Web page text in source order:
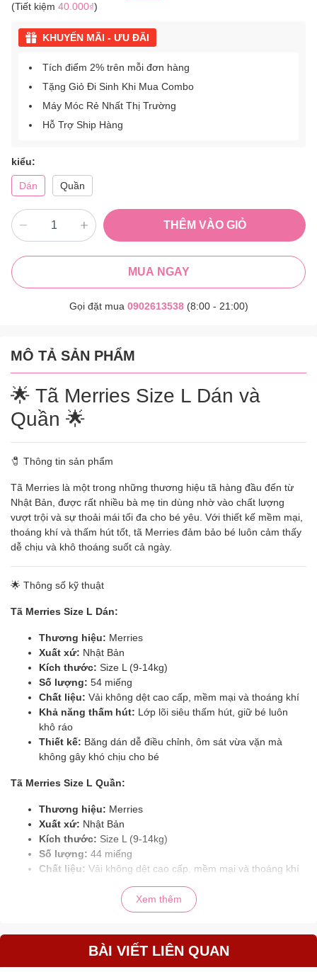
(Tiết kiệm 40.000₫)
KHUYẾN MÃI - ƯU ĐÃI
Tích điểm 2% trên mỗi đơn hàng
Tặng Giỏ Đi Sinh Khi Mua Combo
Máy Móc Rẻ Nhất Thị Trường
Hỗ Trợ Ship Hàng
kiểu:
Dán Quần
THÊM VÀO GIỎ
MUA NGAY
Gọi đặt mua 0902613538(8:00 - 21:00)
MÔ TẢ SẢN PHẨM
🌟 Tã Merries Size L Dán và
Quần 🌟
🧷 Thông tin sản phẩm
Tã Merries là một trong những thương hiệu tã hàng đầu đến từ
Nhật Bản, được rất nhiều bà mẹ tin dùng nhờ vào chất lượng
vượt trội và sự thoải mái tối đa cho bé yêu. Với thiết kế mềm mại,
thoáng khí và thấm hút tốt, tã Merries đảm bảo bé luôn cảm thấy
dễ chịu và khô thoáng suốt cả ngày.
🌟 Thông số kỹ thuật
Tã Merries Size L Dán:
Thương hiệu: Merries
Xuất xứ: Nhật Bản
Kích thước: Size L (9-14kg)
Số lượng: 54 miếng
Chất liệu: Vải không dệt cao cấp, mềm mại và thoáng khí
Khả năng thấm hút: Lớp lõi siêu thấm hút, giữ bé luôn
khô ráo
Thiết kế: Băng dán dễ điều chỉnh, ôm sát vừa vặn mà
không gây khó chịu cho bé
Tã Merries Size L Quần:
Thương hiệu: Merries
Xuất xứ: Nhật Bản
Kích thước: Size L (9-14kg)
Số lượng: 44 miếng
Chất liệu: Vải không dệt cao cấp, mềm mại và thoáng khí
Kiểu quần tiện lợi, dễ mặc, dễ tháo, phù hợp cho
🌟 Đánh giá sản phẩm
Xem thêm
BÀI VIẾT LIÊN QUAN